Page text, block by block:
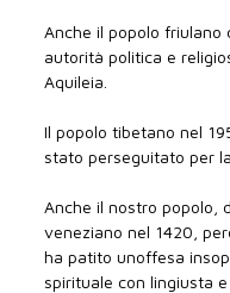
Anche il popolo friulano
autorità politica e
Aquileia.
Il popolo tibetano nel
stato perseguitato per
Anche il nostro popolo,
veneziano nel 1420,
ha patito unoffesa
spirituale con lingiusta